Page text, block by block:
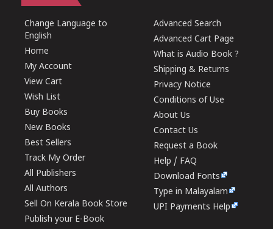
Change Language to
English
Home
My Account
View Cart
Wish List
Buy Books
New Books
Best Sellers
Track My Order
All Publishers
All Authors
Sell On Kerala Book Store
Publish your E-Book
Advanced Search
Advanced Cart Page
What is Audio Book ?
Shipping & Returns
Privacy Notice
Conditions of Use
About Us
Contact Us
Request a Book
Help / FAQ
Download Fonts
Type in Malayalam
UPI Payments Help